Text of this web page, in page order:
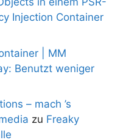
Injection Container
| MM
Benutzt weniger
– mach ’s
zu Freaky